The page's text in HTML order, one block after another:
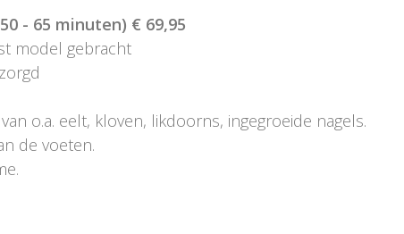
- 65 minuten) € 69,95
model gebracht
o.a. eelt, kloven, likdoorns, ingegroeide nagels.
de voeten.